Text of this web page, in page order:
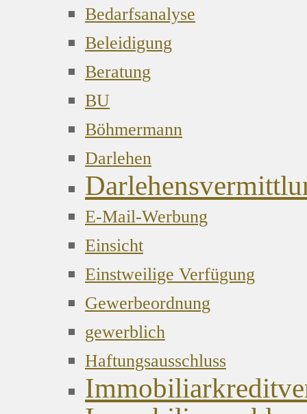
Bedarfsanalyse
Beleidigung
Beratung
BU
Böhmermann
Darlehen
E-Mail-Werbung
Einsicht
Einstweilige Verfügung
Gewerbeordnung
gewerblich
Haftungsausschluss